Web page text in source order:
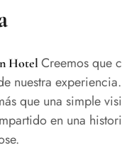
Hotel Creemos que
nuestra
que una simple
en una